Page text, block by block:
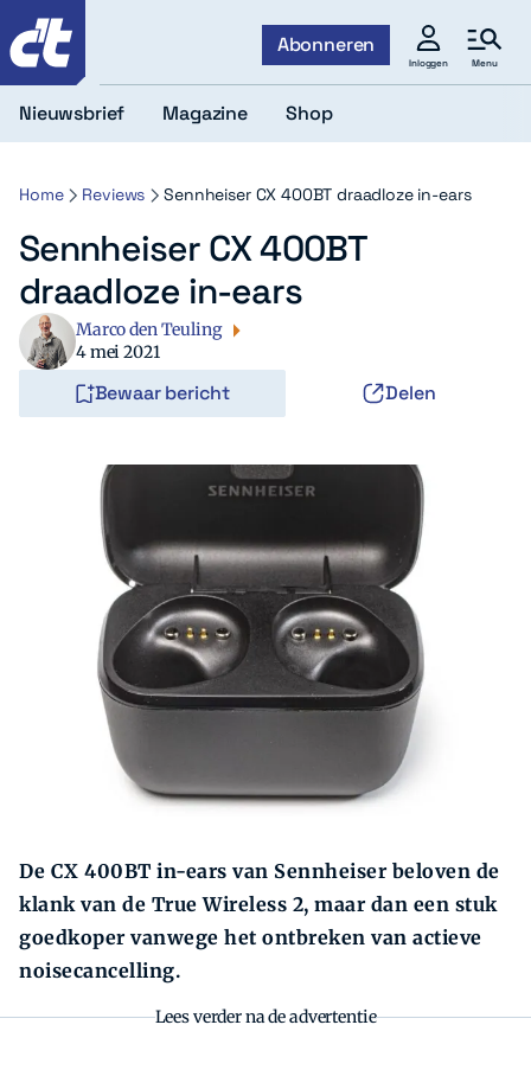
Abonneren
Inloggen Menu
Nieuwsbrief Magazine Shop
Home Reviews Sennheiser CX 400BT draadloze in-ears
Sennheiser CX 400BT
draadloze in-ears
Marco den Teuling
4 mei 2021
Bewaar bericht Delen
De CX 400BT in-ears van Sennheiser beloven de
klank van de True Wireless 2, maar dan een stuk
goedkoper vanwege het ontbreken van actieve
noisecancelling.
Lees verder na de advertentie